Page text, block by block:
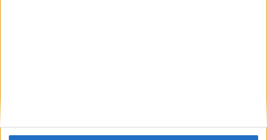
PINTEREST